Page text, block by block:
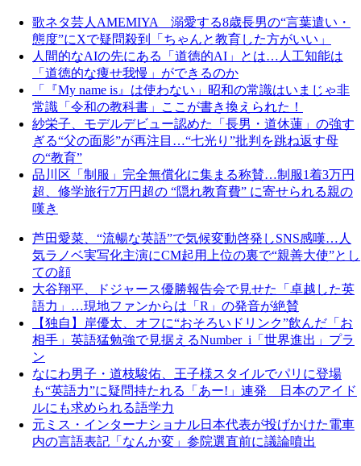
歌ネタ芸人AMEMIYA 溺愛する8歳長男の“言葉遣い・
態度”にXで疑問殺到「ちゃんと教育した方がいい」
人間的なAIの先にある「道徳的AI」とは…人工知能は
「道徳的な痩せ我慢」ができるのか
「『My name is』は使わない」昭和の常識はいまじゃ非
常識「令和の教科書」ここが書き換えられた！
紗栄子、モデルデビュー認めた「長男・道休蓮」の強す
ぎる“父の面影”が再注目…“七光り”批判を跳ね返す母
の“教育”
品川区「制服」完全無償化に集まる称賛…制服1着3万円
超、修学旅行7万円超の “隠れ教育費” に寄せられる親の
嘆き
芦田愛菜、“流暢な英語”で気候変動啓発しSNS感嘆…人
気ラノベ実写化主演にCM起用上位の裏で“親善大使”とし
ての顔
大谷翔平、ドジャース優勝報告会で見せた「卓越した英
語力」…現地ファンからは「R」の発音が絶賛
【独自】岸優太、オフに“おそろいドリンク”飲んだ「お
相手」英語猛勉強で見据えるNumber_i「世界進出」プラ
ン
なにわ男子・道枝駿佑、王子様スタイルでパリに登場
も“英語力”に疑問持たれる「あー!」連発 日本のアイド
ルにも求められる語学力
元ミス・インターナショナル日本代表が投げかけた電車
内の言語表記「なんか変」参院選直前に議論噴出